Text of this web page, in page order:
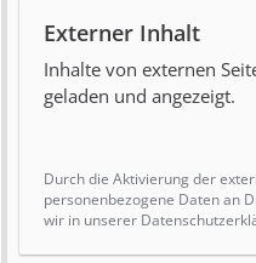
Externer Inhalt
Inhalte von externen
geladen und angezeigt.
Durch die Aktivierung der
personenbezogene Daten an
wir in unserer